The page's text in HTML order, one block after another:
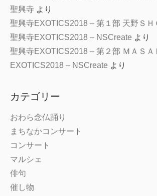
聖興寺 より
聖興寺EXOTICS2018 – 第１部 天野ＳＨ
聖興寺EXOTICS2018 – NSCreate より
聖興寺EXOTICS2018 – 第２部 ＭＡＳＡ
EXOTICS2018 – NSCreate より
カテゴリー
おわら念仏踊り
まちなかコンサート
コンサート
マルシェ
俳句
催し物